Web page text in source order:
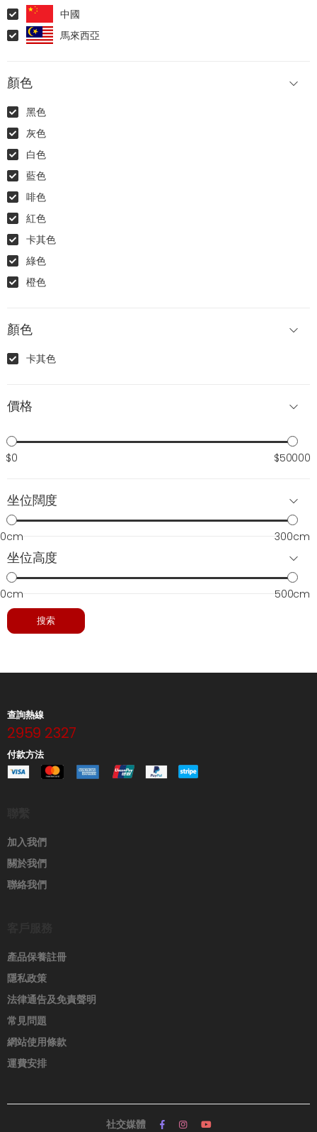
中國
馬來西亞
顏色
黑色
灰色
白色
藍色
啡色
紅色
卡其色
綠色
橙色
顏色
卡其色
價格
$0 $50000
坐位闊度
0cm 300cm
坐位高度
0cm 500cm
搜索
查詢熱線
2959 2327
付款方法
加入我們
關於我們
聯絡我們
產品保養註冊
隱私政策
法律通告及免責聲明
常見問題
網站使用條款
運費安排
社交媒體